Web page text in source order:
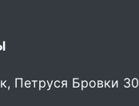
Петруся Бровки 30